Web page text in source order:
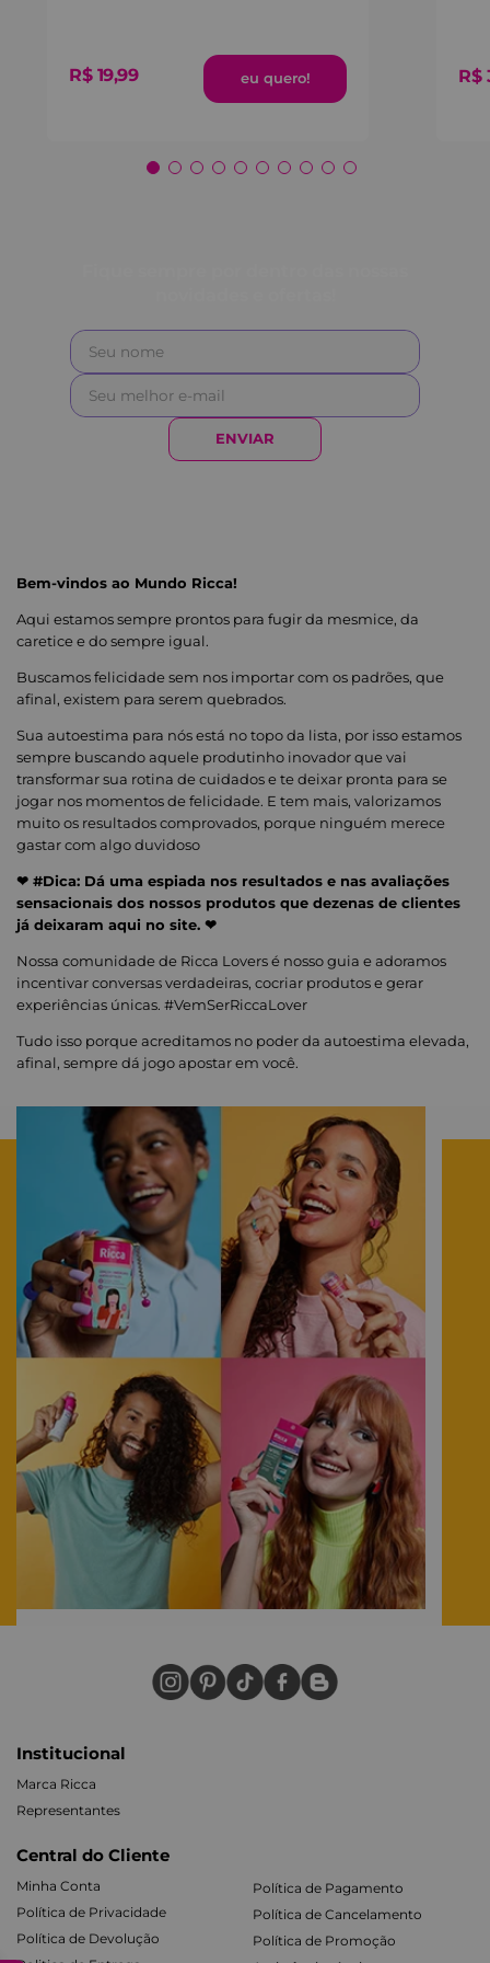
R$ 19,99 R$
ENVIAR
Bem-vindos ao Mundo Ricca!
Aqui estamos sempre prontos para fugir da mesmice, da
caretice e do sempre igual.
Buscamos felicidade sem nos importar com os padrões, que
afinal, existem para serem quebrados.
Sua autoestima para nós está no topo da lista, por isso estamos
sempre buscando aquele produtinho inovador que vai
transformar sua rotina de cuidados e te deixar pronta para se
jogar nos momentos de felicidade. E tem mais, valorizamos
muito os resultados comprovados, porque ninguém merece
gastar com algo duvidoso
❤ #Dica: Dá uma espiada nos resultados e nas avaliações
sensacionais dos nossos produtos que dezenas de clientes
já deixaram aqui no site. ❤
Nossa comunidade de Ricca Lovers é nosso guia e adoramos
incentivar conversas verdadeiras, cocriar produtos e gerar
experiências únicas. #VemSerRiccaLover
Tudo isso porque acreditamos no poder da autoestima elevada,
afinal, sempre dá jogo apostar em você.
Institucional
Marca Ricca
Representantes
Central do Cliente
Minha Conta
Política de Privacidade
Política de Devolução
Política de Pagamento
Política de Cancelamento
Política de Promoção